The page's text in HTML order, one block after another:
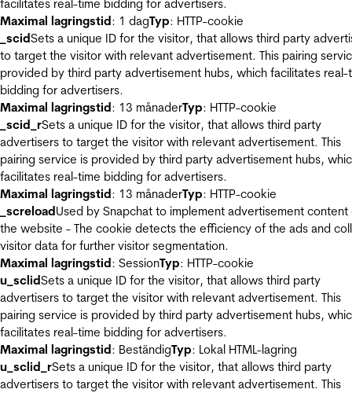
facilitates real-time bidding for advertisers.
Maximal lagringstid: 1 dagTyp: HTTP-cookie
_scidSets a unique ID for the visitor, that allows third party
to target the visitor with relevant advertisement. This pairing
provided by third party advertisement hubs, which facilitates real-
bidding for advertisers.
Maximal lagringstid: 13 månaderTyp: HTTP-cookie
_scid_rSets a unique ID for the visitor, that allows third party
advertisers to target the visitor with relevant advertisement. This
pairing service is provided by third party advertisement hubs,
facilitates real-time bidding for advertisers.
Maximal lagringstid: 13 månaderTyp: HTTP-cookie
_screloadUsed by Snapchat to implement advertisement content
the website - The cookie detects the efficiency of the ads and
visitor data for further visitor segmentation.
Maximal lagringstid: SessionTyp: HTTP-cookie
u_sclidSets a unique ID for the visitor, that allows third party
advertisers to target the visitor with relevant advertisement. This
pairing service is provided by third party advertisement hubs,
facilitates real-time bidding for advertisers.
Maximal lagringstid: BeständigTyp: Lokal HTML-lagring
u_sclid_rSets a unique ID for the visitor, that allows third party
advertisers to target the visitor with relevant advertisement. This